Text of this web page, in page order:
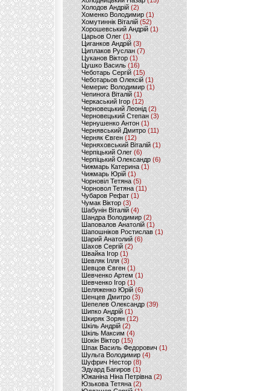
Холодов Андрій (2)
Хоменко Володимир (1)
Хомутиннік Віталій (52)
Хорошевський Андрій (1)
Царьов Олег (1)
Циганков Андрій (3)
Циплаков Руслан(7)
Цуканов Віктор (1)
Цушко Василь (16)
Чеботарь Сергій (15)
Чеботарьов Олексій (1)
Чемерис Володимир (1)
Чепинога Віталій (1)
Черкаський Ігор (12)
Черновецький Леонід(2)
Черновецький Степан (3)
Чернушенко Антон (1)
Чернявський Дмитро(11)
Черняк Євген(12)
Черняховський Віталій (1)
Черпіцький Олег (6)
Черпіцький Олександр (6)
Чижмарь Катерина (1)
Чижмарь Юрій (1)
Чорновіл Тетяна (5)
Чорновол Тетяна (11)
Чубаров Рефат (1)
Чумак Віктор(3)
Шабунін Віталій (4)
Шандра Володимир (2)
Шаповалов Анатолій(1)
Шапошніков Ростислав(1)
Шарий Анатолий(6)
Шахов Сергій(2)
Швайка Ігор (1)
Шевляк Ілля (3)
Шевцов Євген (1)
Шевченко Артем(1)
Шевченко Ігор(1)
Шеляженко Юрій (6)
Шенцев Дмитро (3)
Шепелев Олександр (39)
Шипко Андрій(1)
Шкиряк Зорян(12)
Шкіль Андрій(2)
Шкіль Максим (4)
Шокін Віктор (15)
Шпак Василь Федорович (1)
Шульга Володимир (4)
Шуфрич Нестор(8)
Эдуард Багиров (1)
Южаніна Ніна Петрівна (2)
Юзькова Тетяна(2)